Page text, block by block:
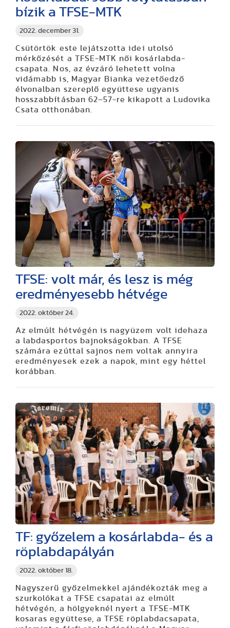
2022. december 31.
bízik a TFSE-MTK
Csütörtök este lejátszotta idei utolsó
mérkőzését a TFSE-MTK női kosárlabda-
csapata. Nos, az évzáró lehetett volna
vidámabb is, Magyar Bianka vezetőedző
élvonalban szereplő együttese ugyanis
hosszabbításban 62–57-re kikapott a Ludovika
Csata otthonában.
2022. október 24.
TFSE: volt már, és lesz is még
eredményesebb hétvége
Az elmúlt hétvégén is nagyüzem volt idehaza
a labdasportos bajnokságokban. A TFSE
számára ezúttal sajnos nem voltak annyira
eredményesek ezek a napok, mint egy héttel
korábban.
2022. október 18.
TF: győzelem a kosárlabda- és a
röplabdapályán
Nagyszerű győzelmekkel ajándékozták meg a
szurkolókat a TFSE csapatai az elmúlt
hétvégén, a hölgyeknél nyert a TFSE-MTK
kosaras együttese, a TFSE röplabdacsapata,